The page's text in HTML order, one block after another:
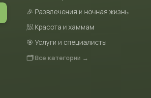
🎉 Развлечения и ночная жизнь
🧖 Красота и хаммам
🎯 Услуги и специалисты
🗂 Все категории →